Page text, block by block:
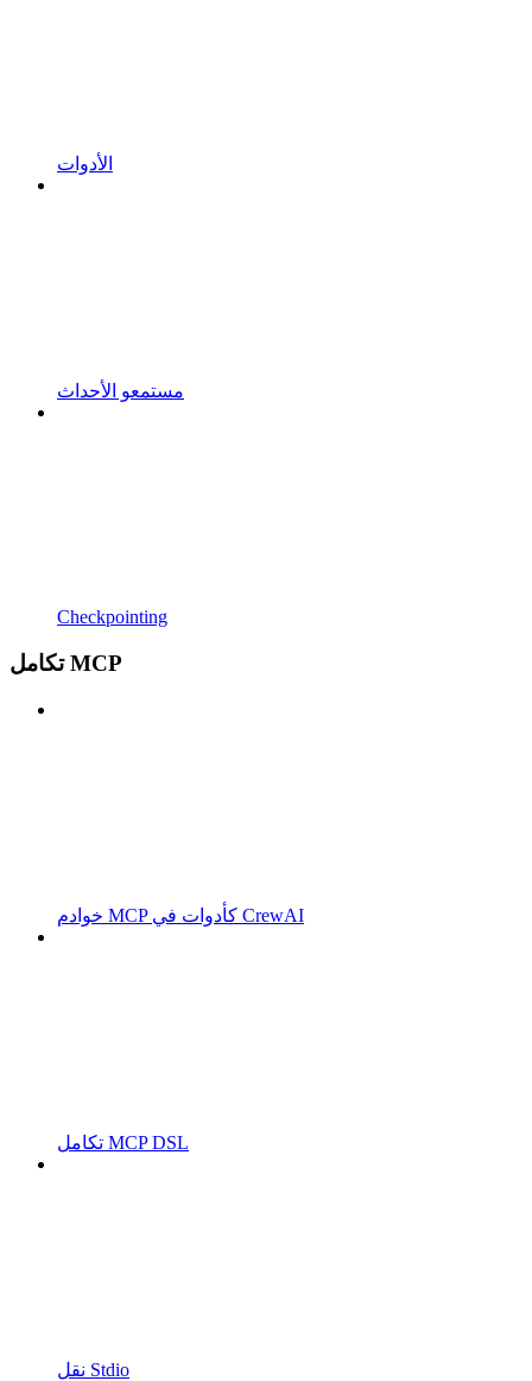
الأدوات
مستمعو الأحداث
Checkpointing
تكامل MCP
خوادم MCP كأدوات في CrewAI
تكامل MCP DSL
نقل Stdio